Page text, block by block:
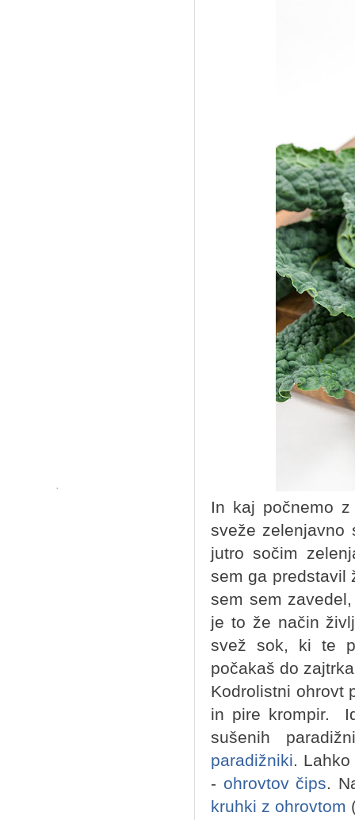
In kaj počnemo
sveže zelenjavno
jutro sočim
sem ga predstavil
sem sem
je to že način
svež sok, ki te
počakaš do
Kodrolistni ohrovt
in pire krompir.
sušenih
paradižniki .
- ohrovtov čips .
kruhki z ohrovtom